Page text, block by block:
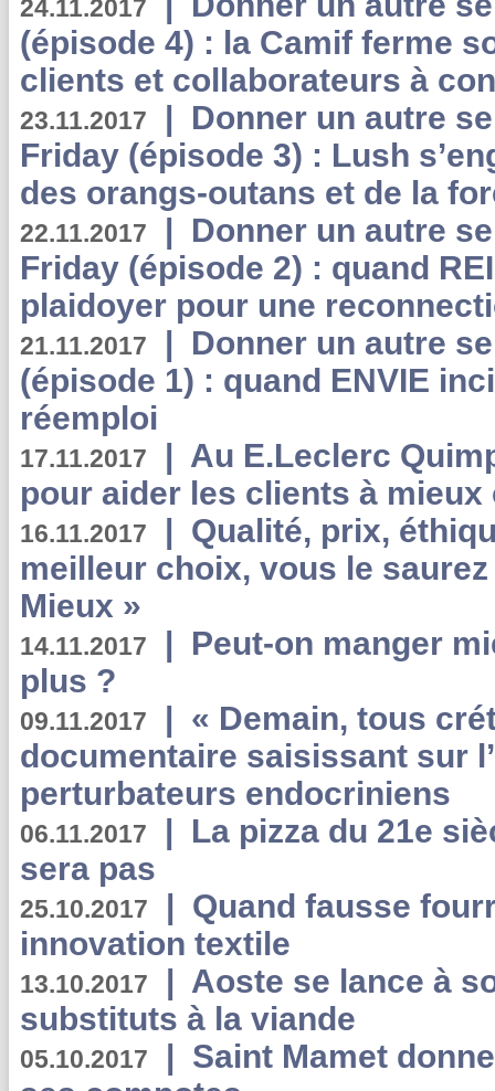
24.11.2017
(épisode 4) : la Camif ferme
clients et collaborateurs à
23.11.2017 | Donner un autre
Friday (épisode 3) : Lush
des orangs-outans et de la
22.11.2017 | Donner un autre
Friday (épisode 2) : quand
plaidoyer pour une
21.11.2017 | Donner un autre
(épisode 1) : quand ENVIE
réemploi
17.11.2017 | Au E.Leclerc
pour aider les clients à
16.11.2017 | Qualité, prix,
meilleur choix, vous le
Mieux »
14.11.2017 | Peut-on manger
plus ?
09.11.2017 | « Demain, tous
documentaire saisissant sur
perturbateurs endocriniens
06.11.2017 | La pizza du 21e
sera pas
25.10.2017 | Quand fausse
innovation textile
13.10.2017 | Aoste se lance à
substituts à la viande
05.10.2017 | Saint Mamet